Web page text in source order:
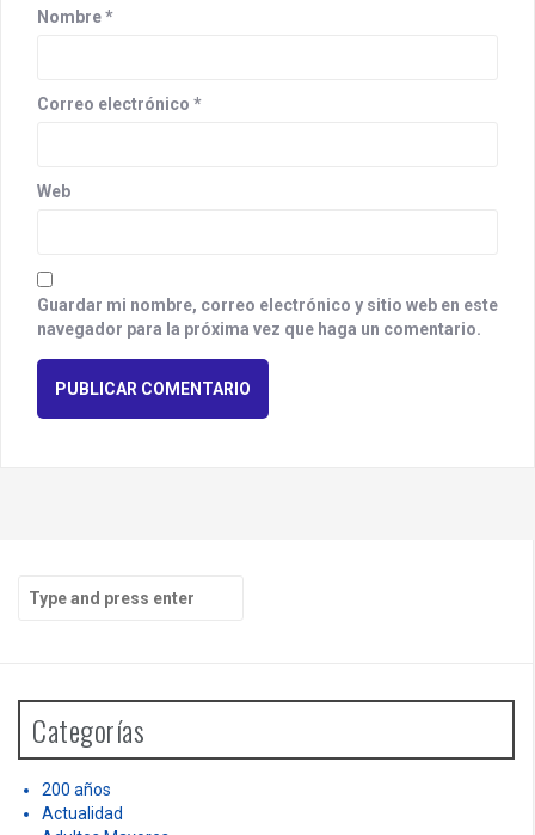
Nombre*
Correo electrónico *
Web
Guardar mi nombre, correo electrónico y sitio web en este
navegador para la próxima vez que haga un comentario.
h
o
Categorías
200 años
Actualidad